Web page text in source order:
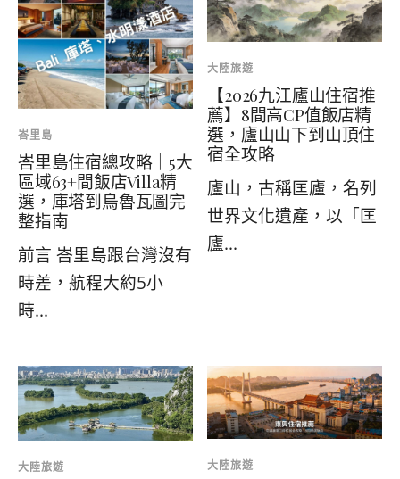
峇里島
峇里島住宿總攻略｜5大
區域63+間飯店Villa精
選，庫塔到烏魯瓦圖完
整指南
前言 峇里島跟台灣沒有
時差，航程大約5小
時...
大陸旅遊
【2026九江廬山住宿推
薦】8間高CP值飯店精
選，廬山山下到山頂住
宿全攻略
廬山，古稱匡廬，名列
世界文化遺產，以「匡
廬...
大陸旅遊 大陸旅遊